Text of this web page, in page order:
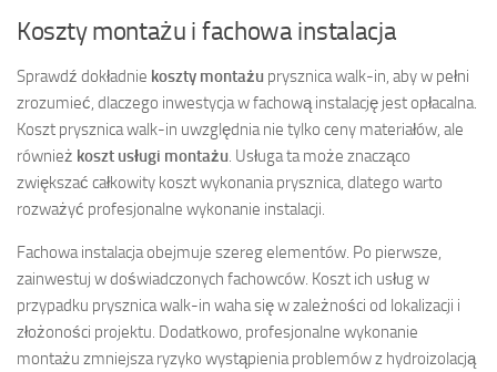
Koszty montażu i fachowa instalacja
Sprawdź dokładnie koszty montażu prysznica walk-in, aby w pełni
zrozumieć, dlaczego inwestycja w fachową instalację jest opłacalna.
Koszt prysznica walk-in uwzględnia nie tylko ceny materiałów, ale
również koszt usługi montażu. Usługa ta może znacząco
zwiększać całkowity koszt wykonania prysznica, dlatego warto
rozważyć profesjonalne wykonanie instalacji.
Fachowa instalacja obejmuje szereg elementów. Po pierwsze,
zainwestuj w doświadczonych fachowców. Koszt ich usług w
przypadku prysznica walk-in waha się w zależności od lokalizacji i
złożoności projektu. Dodatkowo, profesjonalne wykonanie
montażu zmniejsza ryzyko wystąpienia problemów z hydroizolacją